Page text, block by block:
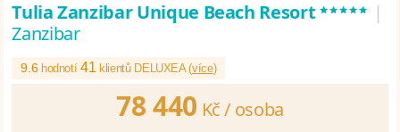
Tulia Zanzibar Unique Beach Resort***** |
Zanzibar
9.6 hodnotí41 klientů DELUXEA (více)
78 440 Kč / osoba